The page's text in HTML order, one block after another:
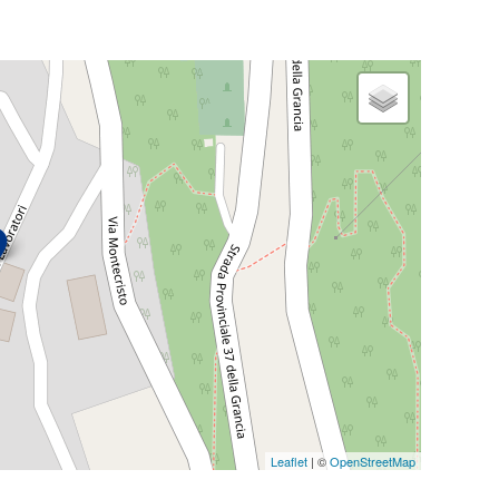
Leaflet| ©OpenStreetMap